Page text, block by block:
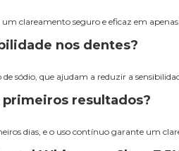
clareamento seguro e eficaz em apenas
nos dentes?
sódio, que ajudam a reduzir a
resultados?
dias, e o uso contínuo garante um